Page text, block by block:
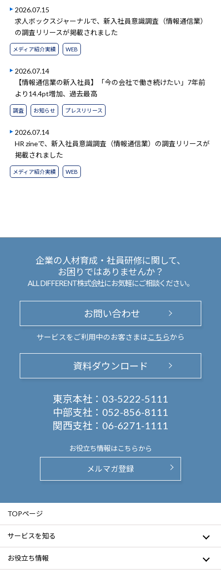
2026.07.15
求人ボックスジャーナルで、新入社員意識調査（情報通信業）
の調査リリースが掲載されました
メディア紹介実績 WEB
2026.07.14
【情報通信業の新入社員】「今の会社で働き続けたい」7年前
より14.4pt増加、過去最高
調査 お知らせ プレスリリース
2026.07.14
HR zineで、新入社員意識調査（情報通信業）の調査リリースが
掲載されました
メディア紹介実績 WEB
企業の人材育成・社員研修に関して、
お困りではありませんか？
ALL DIFFERENT株式会社にお気軽にご相談ください。
お問い合わせ
サービスをご利用中のお客さまは こちらから
資料ダウンロード
東京本社： 03-5222-5111
中部支社： 052-856-8111
関西支社： 06-6271-1111
お役立ち情報はこちらから
メルマガ登録
TOPページ
サービスを知る
お役立ち情報